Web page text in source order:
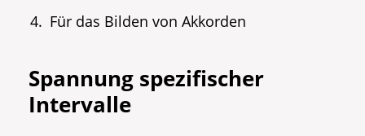
Für das Bilden von Akkorden
Spannung spezifischer
Intervalle